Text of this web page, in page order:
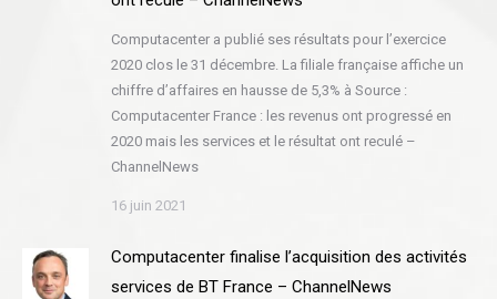
Computacenter a publié ses résultats pour l’exercice
2020 clos le 31 décembre. La filiale française affiche un
chiffre d’affaires en hausse de 5,3% à Source :
Computacenter France : les revenus ont progressé en
2020 mais les services et le résultat ont reculé –
ChannelNews
16 juin 2021
Computacenter finalise l’acquisition des activités
services de BT France – ChannelNews